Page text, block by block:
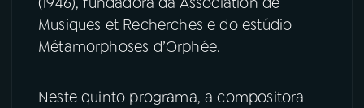
PODCASTS
Musiques et Recherches e do estúdio
Métamorphoses d’Orphée.
Neste quinto programa, a compositora